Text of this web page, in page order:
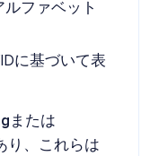
ファベット
に基づいて表
または
り、これらは